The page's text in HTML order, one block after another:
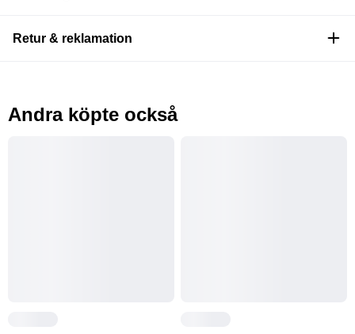
Retur & reklamation
Andra köpte också